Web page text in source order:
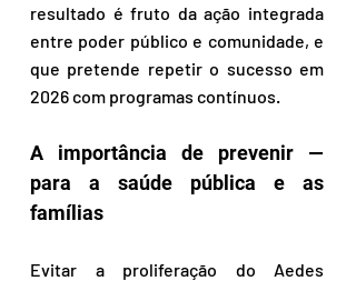
resultado é fruto da ação integrada
entre poder público e comunidade, e
que pretende repetir o sucesso em
2026 com programas contínuos.
A importância de prevenir —
para a saúde pública e as
famílias
Evitar a proliferação do Aedes